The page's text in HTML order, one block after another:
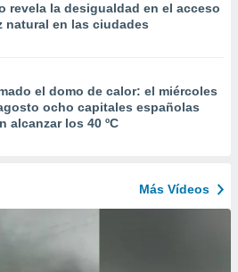
revela la desigualdad en el acceso
natural en las ciudades
el domo de calor: el miércoles
ocho capitales españolas
alcanzar los 40 ºC
Más Vídeos